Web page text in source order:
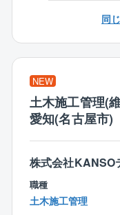
【担当物件につい
メインとなります。
できます。
■基本的には1物件
■施工期間1年半～2
単価の低い案件を
高い案件を数件取
同
NEW
土木施工管理(
愛知(名古屋市)
株式会社KANSO
職種
土木施工管理